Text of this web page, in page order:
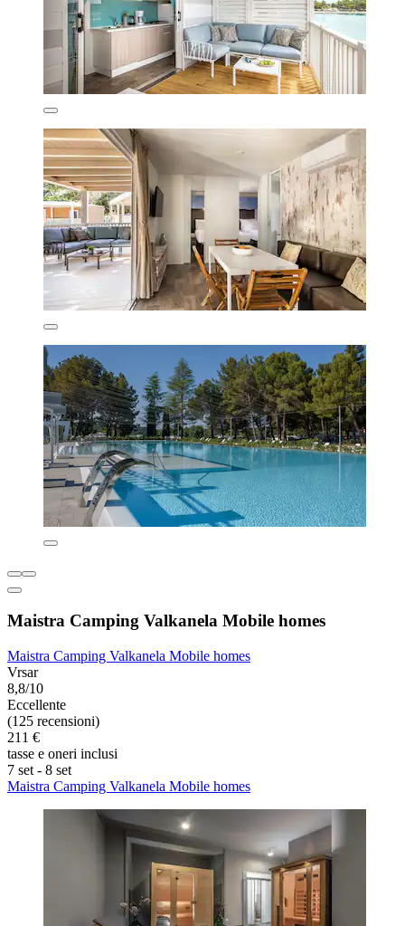
Maistra Camping Valkanela Mobile homes
Maistra Camping Valkanela Mobile homes
Vrsar
8,8/10
Eccellente
(125 recensioni)
211 €
tasse e oneri inclusi
7 set - 8 set
Maistra Camping Valkanela Mobile homes